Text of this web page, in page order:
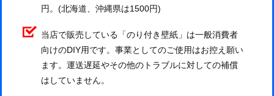
円。(北海道、沖縄県は1500円)
当店で販売している「のり付き壁紙」は一般消費者
向けのDIY用です。事業としてのご使用はお控え願い
ます。運送遅延やその他のトラブルに対しての補償
はしていません。